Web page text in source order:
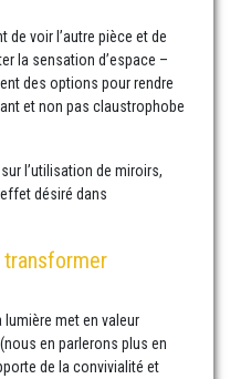
de voir l’autre pièce et de
la sensation d’espace –
des options pour rendre
et non pas claustrophobe
l’utilisation de miroirs,
désiré dans
transformer
met en valeur
en parlerons plus en
de la convivialité et